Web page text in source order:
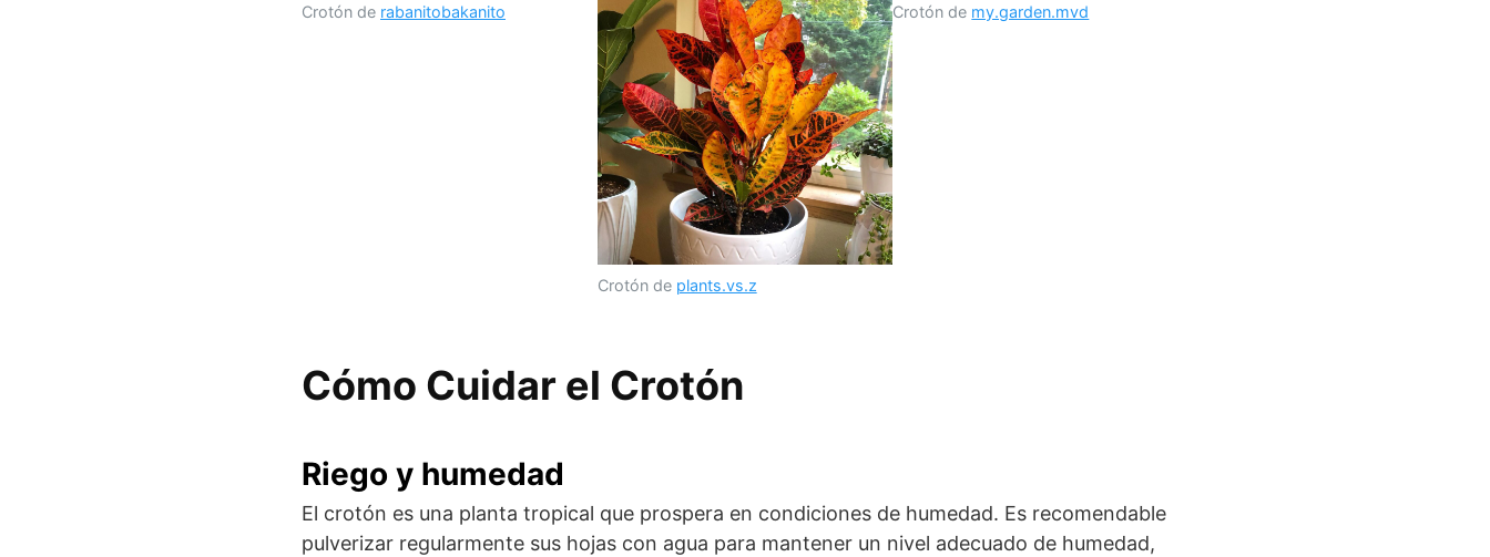
Crotón de rabanitobakanito
Crotón de plants.vs.z
Crotón de my.garden.mvd
Cómo Cuidar el Crotón
Riego y humedad
El crotón es una planta tropical que prospera en condiciones de humedad. Es recomendable
pulverizar regularmente sus hojas con agua para mantener un nivel adecuado de humedad,